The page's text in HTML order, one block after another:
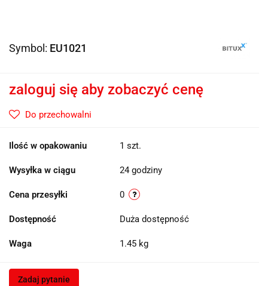
Symbol: EU1021
zaloguj się aby zobaczyć cenę
Do przechowalni
Ilość w opakowaniu 1 szt.
Wysyłka w ciągu 24 godziny
Cena przesyłki 0
Dostępność Duża dostępność
Waga 1.45 kg
Zadaj pytanie